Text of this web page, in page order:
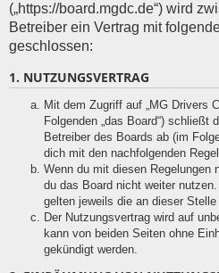
(„https://board.mgdc.de“) wird
Betreiber ein Vertrag mit
geschlossen:
1. NUTZUNGSVERTRAG
Mit dem Zugriff auf „MG Drivers
Folgenden „das Board“) schließt
Betreiber des Boards ab (im
dich mit den nachfolgenden
Wenn du mit diesen
du das Board nicht weiter
gelten jeweils die an dieser
Der Nutzungsvertrag wird auf
kann von beiden Seiten ohne
gekündigt werden.